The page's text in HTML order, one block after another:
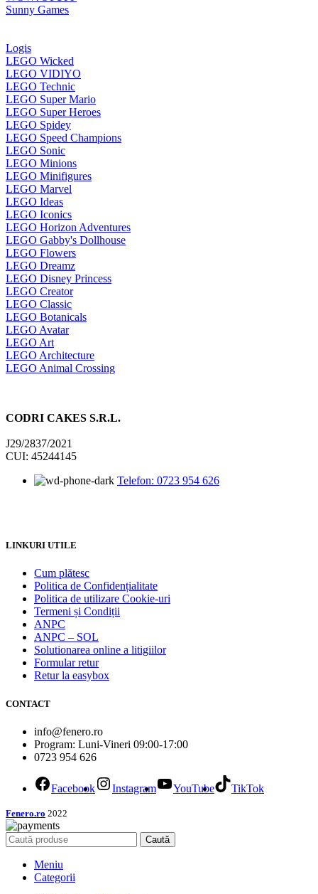
Sunny Games
Logis
LEGO Wicked
LEGO VIDIYO
LEGO Technic
LEGO Super Mario
LEGO Super Heroes
LEGO Spidey
LEGO Speed Champions
LEGO Sonic
LEGO Minions
LEGO Minifigures
LEGO Marvel
LEGO Ideas
LEGO Iconics
LEGO Horizon Adventures
LEGO Gabby's Dollhouse
LEGO Flowers
LEGO Dreamz
LEGO Disney Princess
LEGO Creator
LEGO Classic
LEGO Botanicals
LEGO Avatar
LEGO Art
LEGO Architecture
LEGO Animal Crossing
CODRI CAKES S.R.L.
J29/2837/2021
CUI: 45244145
Telefon: 0723 954 626
LINKURI UTILE
Cum plătesc
Politica de Confidențialitate
Politica de utilizare Cookie-uri
Termeni și Condiții
ANPC
ANPC – SOL
Solutionarea online a litigiilor
Formular retur
Retur la easybox
CONTACT
info@fenero.ro
Program: Luni-Vineri 09:00-17:00
0723 954 626
Facebook Instagram YouTube TikTok
Fenero.ro 2022
Caută
Meniu
Categorii